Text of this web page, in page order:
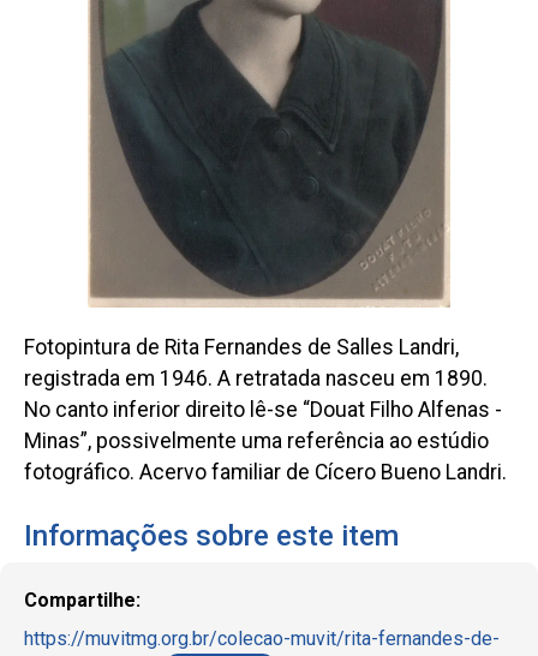
Fotopintura de Rita Fernandes de Salles Landri,
registrada em 1946. A retratada nasceu em 1890.
No canto inferior direito lê-se “Douat Filho Alfenas -
Minas”, possivelmente uma referência ao estúdio
fotográfico. Acervo familiar de Cícero Bueno Landri.
Informações sobre este item
Compartilhe:
https://muvitmg.org.br/colecao-muvit/rita-fernandes-de-